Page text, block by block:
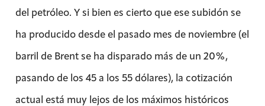
del petróleo. Y si bien es cierto que ese subidón se
ha producido desde el pasado mes de noviembre (el
barril de Brent se ha disparado más de un 20%,
pasando de los 45 a los 55 dólares), la cotización
actual está muy lejos de los máximos históricos